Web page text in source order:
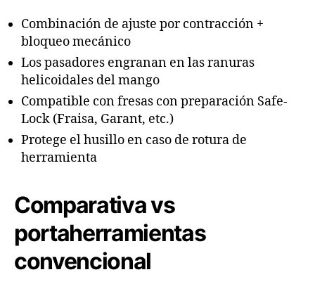
Combinación de ajuste por contracción +
bloqueo mecánico
Los pasadores engranan en las ranuras
helicoidales del mango
Compatible con fresas con preparación Safe-
Lock (Fraisa, Garant, etc.)
Protege el husillo en caso de rotura de
herramienta
Comparativa vs
portaherramientas
convencional